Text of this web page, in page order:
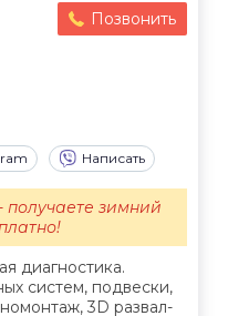
Позвонить
Написать
диагностика.
систем, подвески,
3D развал-
получаете зимний